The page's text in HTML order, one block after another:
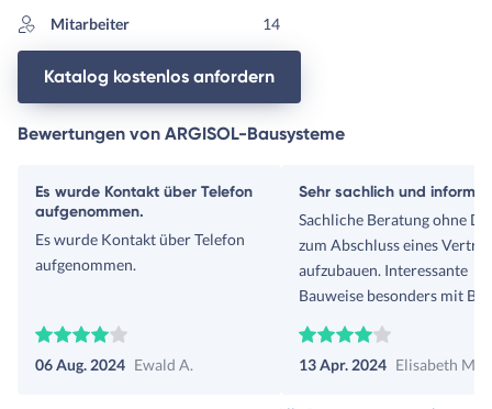
Mitarbeiter
14
Katalog kostenlos anfordern
Bewertungen von ARGISOL-Bausysteme
Es wurde Kontakt über Telefon
aufgenommen.
Es wurde Kontakt über Telefon
aufgenommen.
06 Aug. 2024 Ewald A.
Sehr sachlich und
Sachliche Beratung ohne
zum Abschluss eines
aufzubauen. Interessante
Bauweise besonders mit
13 Apr. 2024 Elisabeth M.